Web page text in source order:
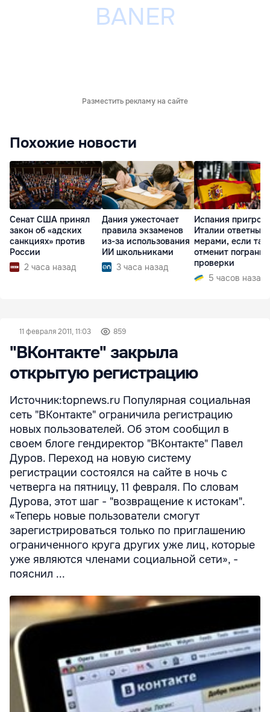
Разместить рекламу на сайте
Похожие новости
Сенат США принял
закон об «адских
санкциях» против
России
2 часа назад
Дания ужесточает
правила экзаменов
из-за использования
ИИ школьниками
3 часа назад
Испания
Италии
мерами, если та
отменит
проверки
5 часов назад
11 февраля 2011, 11:03 859
"ВКонтакте" закрыла
открытую регистрацию
Источник:topnews.ru Популярная социальная
сеть "ВКонтакте" ограничила регистрацию
новых пользователей. Об этом сообщил в
своем блоге гендиректор "ВКонтакте" Павел
Дуров. Переход на новую систему
регистрации состоялся на сайте в ночь с
четверга на пятницу, 11 февраля. По словам
Дурова, этот шаг - "возвращение к истокам".
«Теперь новые пользователи смогут
зарегистрироваться только по приглашению
ограниченного круга других уже лиц, которые
уже являются членами социальной сети», -
пояснил ...